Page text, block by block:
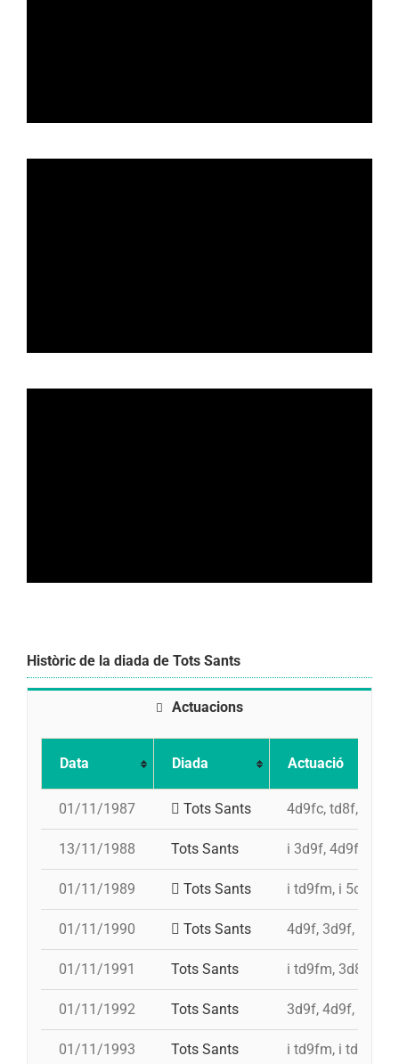
Històric de la diada de Tots Sants
Actuacions
Data Diada Actuació
01/11/1987 Tots Sants 4d9fc, td8f, 5d7,
13/11/1988 Tots Sants i 3d9f, 4d9fc
01/11/1989 Tots Sants i td9fm, i 5d8,
01/11/1990 Tots Sants 4d9f, 3d9f, td8fc,
01/11/1991 Tots Sants i td9fm, 3d8, i
01/11/1992 Tots Sants 3d9f, 4d9f, i
01/11/1993 Tots Sants i td9fm, i td9fm, i